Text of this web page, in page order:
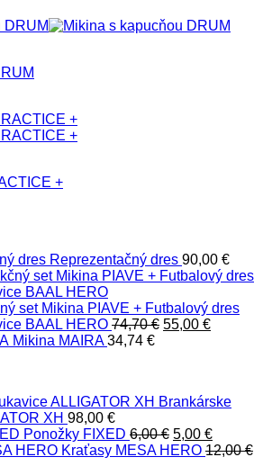
+
Reprezentačný dres 90,00 €
set Mikina PIAVE + Futbalový dres
BAAL HERO 74,70€ Pôvodná
55,00 €
Mikina MAIRA 34,74 €
Brankárske
XH 98,00 €
Ponožky FIXED 6,00€ Pôvodná
cena
5,00 €
cena
Kraťasy MESA HERO 12,00€